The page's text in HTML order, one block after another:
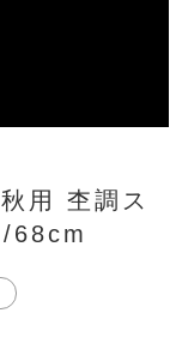
用 杢調ス
68cm